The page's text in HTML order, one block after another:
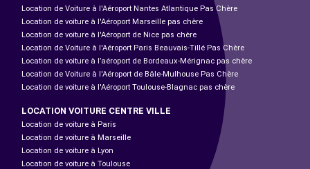
Location de Voiture à l'Aéroport Nantes Atlantique Pas Chère
Location de voiture à l'Aéroport Marseille pas chère
Location de voiture à l'Aéroport de Nice pas chère
Location de Voiture à l'Aéroport Paris Beauvais-Tillé Pas Chère
Location de voiture à l’aéroport de Bordeaux-Mérignac pas chère
Location de Voiture à l'Aéroport de Bâle-Mulhouse Pas Chère
Location de voiture à l'Aéroport Toulouse-Blagnac pas chère
LOCATION VOITURE CENTRE VILLE
Location de voiture à Paris
Location de voiture à Marseille
Location de voiture à Lyon
Location de voiture à Toulouse